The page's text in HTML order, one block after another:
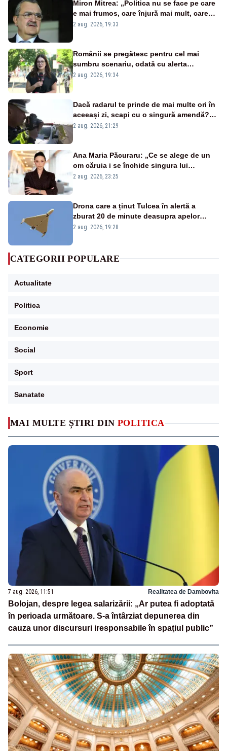
MAI MULTE ȘTIRI DIN POLITICA
7 aug. 2026, 11:51 Realitatea de Dambovita
Bolojan, despre legea salarizării: „Ar putea fi adoptată
în perioada următoare. S-a întârziat depunerea din
cauza unor discursuri iresponsabile în spaţiul public”
Miron Mitrea: „Politica nu se face pe care
e mai frumos, care înjură mai mult, care
țipă mai tare, ci pe proiecte”
2 aug. 2026, 19:33
Românii se pregătesc pentru cel mai
sumbru scenariu, odată cu alerta
energetică
2 aug. 2026, 19:34
Dacă radarul te prinde de mai multe ori în
aceeași zi, scapi cu o singură amendă?
Ce spune legea
2 aug. 2026, 21:29
Ana Maria Păcuraru: „Ce se alege de un
om căruia i se închide singura lui
portiță?”
2 aug. 2026, 23:25
Drona care a ținut Tulcea în alertă a
zburat 20 de minute deasupra apelor
României. Au fost ridicate două F-16
2 aug. 2026, 19:28
CATEGORII POPULARE
Actualitate
Politica
Economie
Social
Sport
Sanatate